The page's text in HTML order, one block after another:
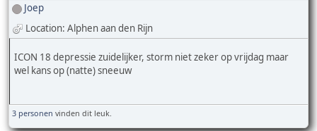
Joep
Location: Alphen aan den Rijn
ICON 18 depressie zuidelijker, storm niet zeker op vrijdag maar
wel kans op (natte) sneeuw
3 personen vinden dit leuk.